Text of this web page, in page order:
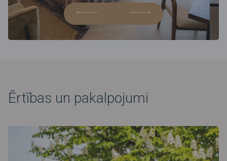
Ērtības un pakalpojumi